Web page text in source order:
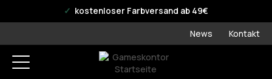
offizieller WPN Storekostenloser Farbversand ab 49€
News Kontakt